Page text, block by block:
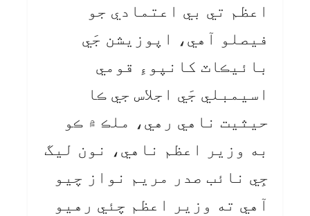
اعظم تي بي اعتمادي جو
فيصلو آهي، اپوزيشن جَي
بائيڪاٽ کانپوءِ قومي
اسيمبلي جَي اجلاس جي ڪا
حيثيت ناهي رهي، ملڪ ۾ ڪو
به وزير اعظم ناهي، نون ليگ
جِي نائب صدر مريم نواز چيو
آهي ته وزير اعظم چئي رهيو